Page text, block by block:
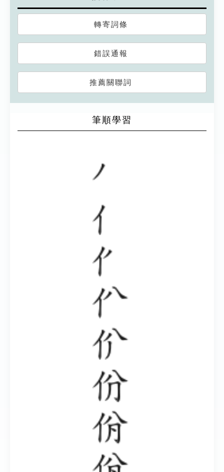
轉寄詞條
錯誤通報
推薦關聯詞
筆順學習